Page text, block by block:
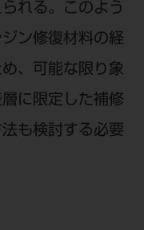
れる。このよう
ン修復材料の経
、可能な限り象
に限定した補修
も検討する必要